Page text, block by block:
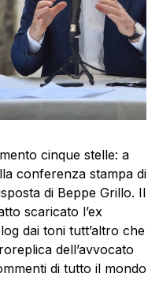
cinque stelle: a
conferenza stampa di
di Beppe Grillo. Il
scaricato l’ex
dai toni tutt’altro che
dell’avvocato
di tutto il mondo